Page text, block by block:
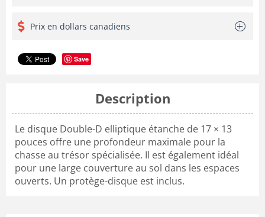
Prix en dollars canadiens
Save
Description
Le disque Double-D elliptique étanche de 17 × 13
pouces offre une profondeur maximale pour la
chasse au trésor spécialisée. Il est également idéal
pour une large couverture au sol dans les espaces
ouverts. Un protège-disque est inclus.